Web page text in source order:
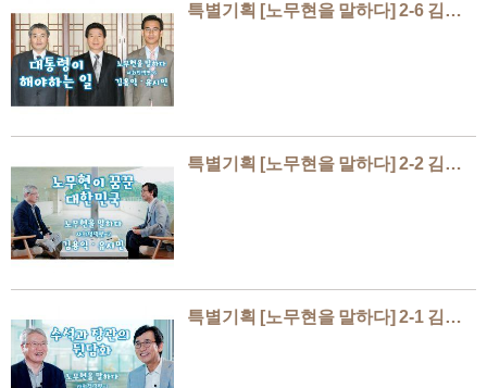
특별기획 [노무현을 말하다] 2-6 김용익
특별기획 [노무현을 말하다] 2-2 김용익
특별기획 [노무현을 말하다] 2-1 김용익